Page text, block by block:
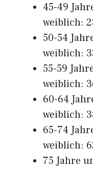
45-49
weiblich:
50-54
weiblich:
55-59
weiblich:
60-64
weiblich:
65-74
weiblich:
75 Jahre